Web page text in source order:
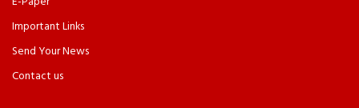
Important Links
Send Your News
Contact us